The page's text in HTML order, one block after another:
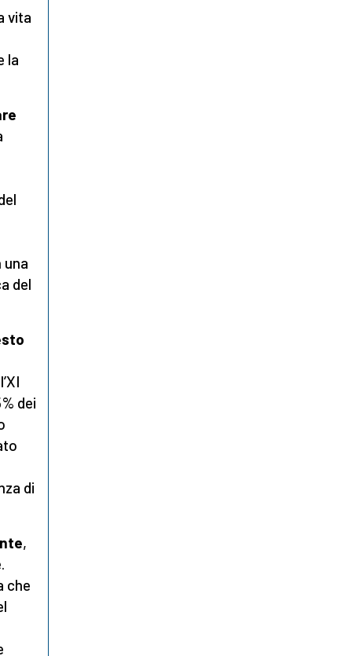
vita
la
del
dei
di
,
che